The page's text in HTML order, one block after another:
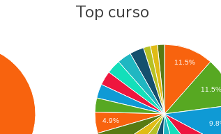
Top curso
11.5%
11.5%
4.9%